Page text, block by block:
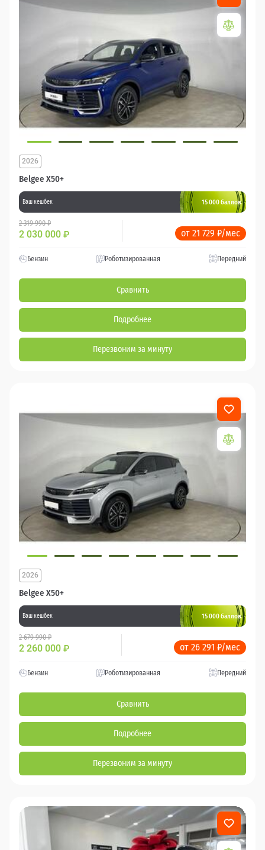
Belgee X50+
2026
Ваш кешбек 15 000 баллов
2 319 990 ₽
2 030 000 ₽ от 21 729 ₽/мес
Бензин Роботизированная Передний
Сравнить
Подробнее
Перезвоним за минуту
Belgee X50+
2026
Ваш кешбек 15 000 баллов
2 679 990 ₽
2 260 000 ₽ от 26 291 ₽/мес
Бензин Роботизированная Передний
Сравнить
Подробнее
Перезвоним за минуту